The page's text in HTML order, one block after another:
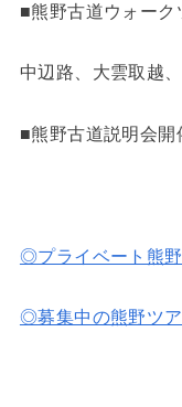
■熊野古道ウォーク
中辺路、大雲取越
■熊野古道説明会開
◎プライベート熊
◎募集中の熊野ツ